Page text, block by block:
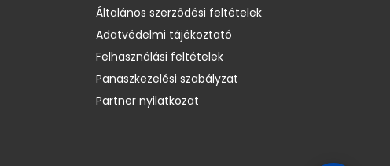
Általános szerződési feltételek
Adatvédelmi tájékoztató
Felhasználási feltételek
Panaszkezelési szabályzat
Partner nyilatkozat